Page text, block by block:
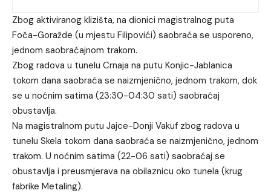
Zbog aktiviranog klizišta, na dionici magistralnog puta
Foča-Goražde (u mjestu Filipovići) saobraća se usporeno,
jednom saobraćajnom trakom.
Zbog radova u tunelu Crnaja na putu Konjic-Jablanica
tokom dana saobraća se naizmjenično, jednom trakom, dok
se u noćnim satima (23:30-04:30 sati) saobraćaj
obustavlja.
Na magistralnom putu Jajce-Donji Vakuf zbog radova u
tunelu Skela tokom dana saobraća se naizmjenično, jednom
trakom. U noćnim satima (22-06 sati) saobraćaj se
obustavlja i preusmjerava na obilaznicu oko tunela (krug
fabrike Metaling).